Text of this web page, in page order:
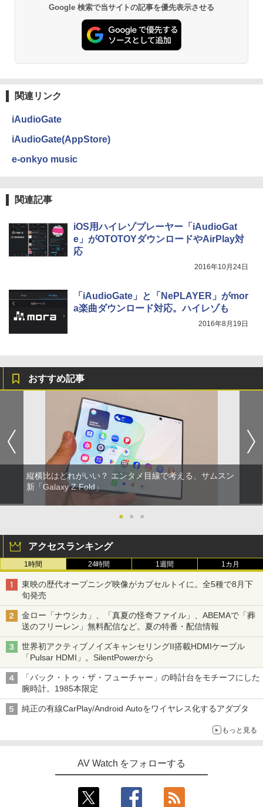
Google 検索で当サイトの記事を優先表示させる
関連リンク
iAudioGate
iAudioGate(AppStore)
e-onkyo music
関連記事
iOS用ハイレゾプレーヤー「iAudioGat
e」がOTOTOYダウンロードやAirPlay対
応
2016年10月24日
「iAudioGate」と「NePLAYER」がmor
a楽曲ダウンロード対応。ハイレゾも
2016年8月19日
おすすめ記事
縦横比はどれがいい？ エンタメ目線で考える、サムスン
新「Galaxy Z Fold」
● ● ●
アクセスランキング
1時間 24時間 1週間 1カ月
東映の歴代オープニング映像がカプセルトイに。全5種で8月下
旬発売
金ロー「ナウシカ」、「真夏の怪奇ファイル」、ABEMAで「葬
送のフリーレン」無料配信など。夏の特番・配信情報
世界初アクティブノイズキャンセリングII搭載HDMIケーブル
「Pulsar HDMI」。SilentPowerから
「バック・トゥ・ザ・フューチャー」の時計台をモチーフにした
腕時計。1985本限定
純正の有線CarPlay/Android Autoをワイヤレス化するアダプタ
もっと見る
AV Watch をフォローする